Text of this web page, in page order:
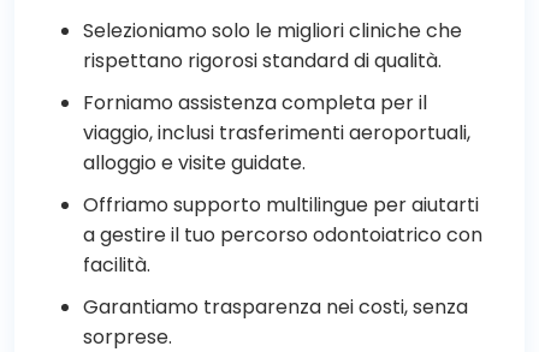
Selezioniamo solo le migliori cliniche che
rispettano rigorosi standard di qualità.
Forniamo assistenza completa per il
viaggio, inclusi trasferimenti aeroportuali,
alloggio e visite guidate.
Offriamo supporto multilingue per aiutarti
a gestire il tuo percorso odontoiatrico con
facilità.
Garantiamo trasparenza nei costi, senza
sorprese.